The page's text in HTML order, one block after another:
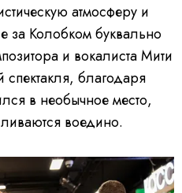
атмосферу и
за Колобком буквально
и вокалиста Мити
спектакля, благодаря
в необычное место,
воедино.